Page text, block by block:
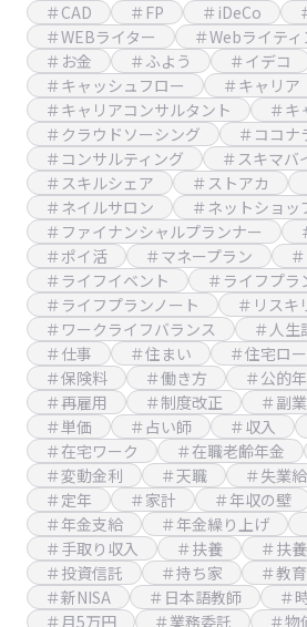
＃CAD ＃FP ＃iDeCo
＃WEBライター
＃Webライティ
＃お金
＃ふよう
＃イデコ
＃キャッシュフロー
＃キャリア
＃キャリアコンサルタント
＃キ
＃クラウドソーシング
＃ココナ
＃コンサルティング
＃スキマバ
＃スキルシェア
＃ストアカ
＃ネイルサロン
＃ネットショッ
＃ファイナンシャルプランナー
＃ポイ活
＃マネープラン
＃ライフイベント
＃ライフプラ
＃ライフプランノート
＃リスキ
＃ワークライフバランス
＃人生
＃仕事
＃住まい ＃住宅ロ
＃保険料
＃働き方 ＃公的
＃再雇用
＃制度改正 ＃副業
＃単価
＃占い師 ＃収入
＃在宅ワーク
＃在職老齢年金
＃変動金利
＃天職 ＃失業
＃定年
＃家計 ＃年収の壁
＃年金支給
＃年金繰り上げ
＃手取り収入
＃扶養 ＃扶
＃投資信託
＃持ち家 ＃教
＃新NISA
＃日本語教師
＃
＃月5万円
＃業務委託 ＃物